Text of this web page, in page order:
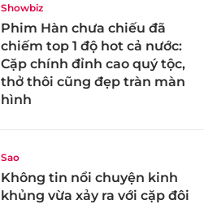
Showbiz
Phim Hàn chưa chiếu đã
chiếm top 1 độ hot cả nước:
Cặp chính đỉnh cao quý tộc,
thở thôi cũng đẹp tràn màn
hình
Sao
Không tin nổi chuyện kinh
khủng vừa xảy ra với cặp đôi